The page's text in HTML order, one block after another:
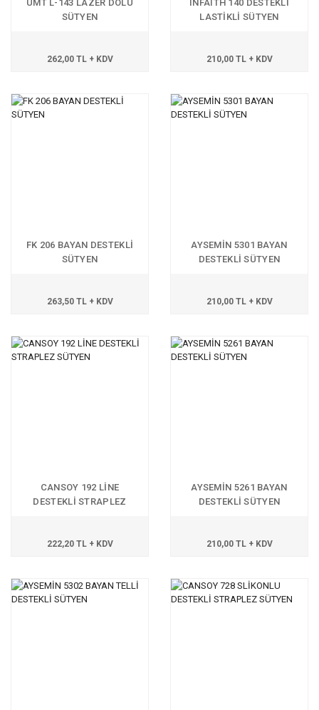
UMT L-143 LAZER DOLU
SÜTYEN
262,00 TL + KDV
INFAITH 140 DESTEKLİ
LASTİKLİ SÜTYEN
210,00 TL + KDV
FK 206 BAYAN DESTEKLİ
SÜTYEN
263,50 TL + KDV
AYSEMİN 5301 BAYAN
DESTEKLİ SÜTYEN
210,00 TL + KDV
CANSOY 192 LİNE
DESTEKLİ STRAPLEZ
222,20 TL + KDV
AYSEMİN 5261 BAYAN
DESTEKLİ SÜTYEN
210,00 TL + KDV